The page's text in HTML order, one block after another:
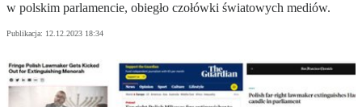
w polskim parlamencie, obiegło czołówki światowych mediów.
Publikacja: 12.12.2023 18:34